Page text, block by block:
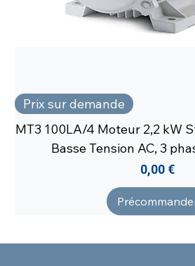
Prix sur demande
MT3 100LA/4 Moteur 2,2 kW
Basse Tension AC, 3
Prix
0,00 €